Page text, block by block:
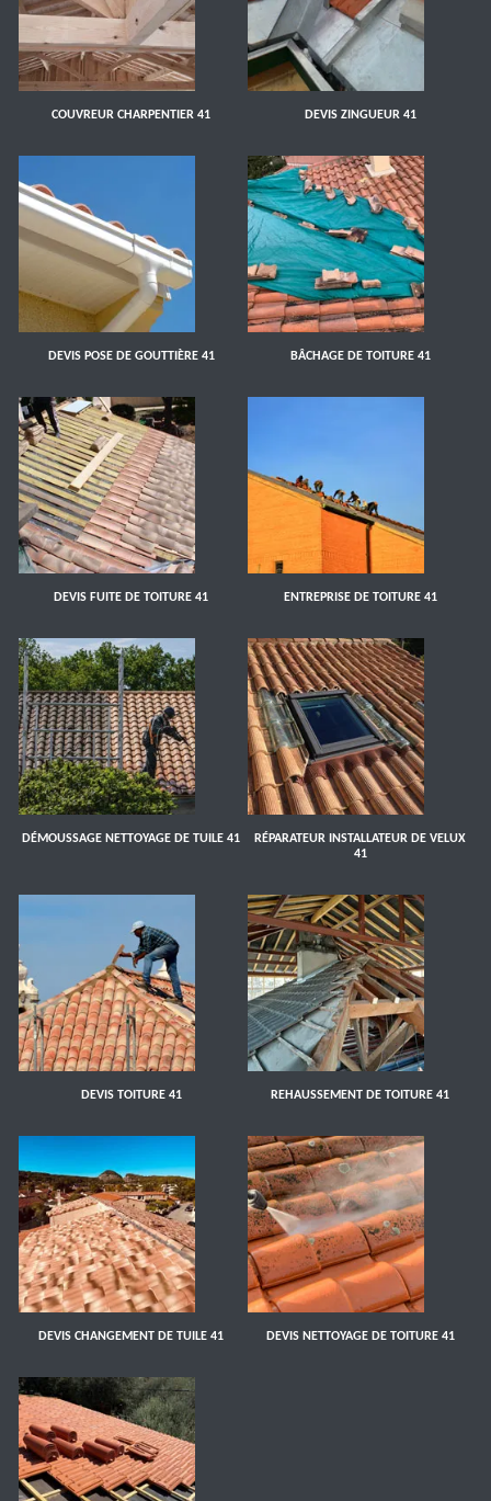
COUVREUR CHARPENTIER 41 DEVIS ZINGUEUR 41
DEVIS POSE DE GOUTTIÈRE 41 BÂCHAGE DE TOITURE 41
DEVIS FUITE DE TOITURE 41 ENTREPRISE DE TOITURE 41
DÉMOUSSAGE NETTOYAGE DE TUILE 41
RÉPARATEUR INSTALLATEUR DE VELUX
41
DEVIS TOITURE 41 REHAUSSEMENT DE TOITURE 41
DEVIS CHANGEMENT DE TUILE 41 DEVIS NETTOYAGE DE TOITURE 41